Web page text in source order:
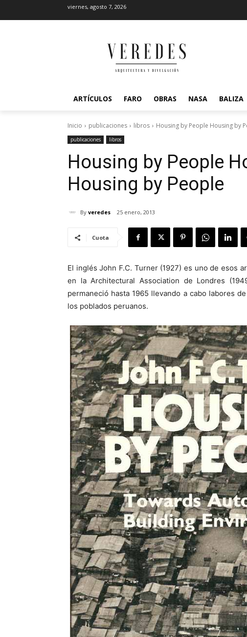
viernes, agosto 7, 2026
ARTÍCULOS FARO OBRAS NASA BALIZA
Inicio publicaciones libros Housing by People Housing by
publicaciones libros
Housing by People
Housing by People
By veredes 25 enero, 2013
Cuota
El inglés John F.C. Turner (1927) es uno de esos
en la Architectural Association de Londres
permaneció hasta 1965 llevando a cabo labores
los poblados peruanos.